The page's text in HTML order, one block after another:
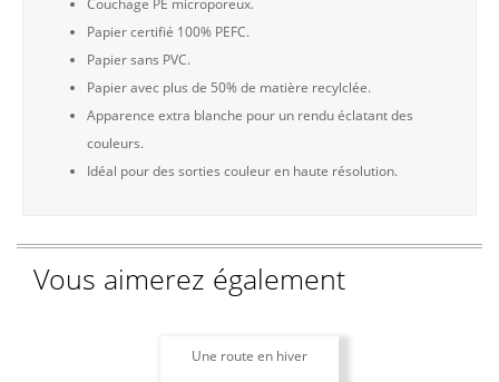
Papier certifié 100% PEFC.
Papier sans PVC.
Papier avec plus de 50% de matière recylclée.
Apparence extra blanche pour un rendu éclatant des
couleurs.
Idéal pour des sorties couleur en haute résolution.
Vous aimerez également
Une route en hiver